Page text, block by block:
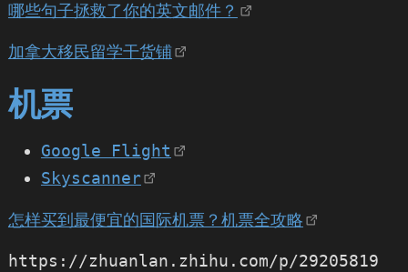
哪些句子拯救了你的英文邮件？
加拿大移民留学干货铺
机票
Google Flight
Skyscanner
怎样买到最便宜的国际机票？机票全攻略
https://zhuanlan.zhihu.com/p/29205819